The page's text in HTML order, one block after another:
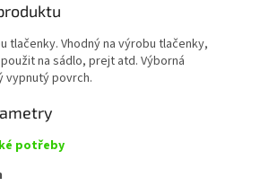
tlačenky. Vhodný na výrobu tlačenky,
na sádlo, prejt atd. Výborná
vypnutý povrch.
potřeby